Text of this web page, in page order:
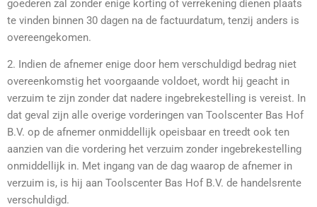
goederen zal zonder enige korting of verrekening dienen plaats
te vinden binnen 30 dagen na de factuurdatum, tenzij anders is
overeengekomen.
2. Indien de afnemer enige door hem verschuldigd bedrag niet
overeenkomstig het voorgaande voldoet, wordt hij geacht in
verzuim te zijn zonder dat nadere ingebrekestelling is vereist. In
dat geval zijn alle overige vorderingen van Toolscenter Bas Hof
B.V. op de afnemer onmiddellijk opeisbaar en treedt ook ten
aanzien van die vordering het verzuim zonder ingebrekestelling
onmiddellijk in. Met ingang van de dag waarop de afnemer in
verzuim is, is hij aan Toolscenter Bas Hof B.V. de handelsrente
verschuldigd.